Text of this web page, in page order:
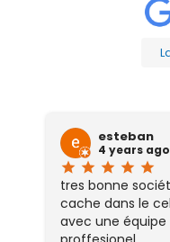
esteban
4 years ago
star star star star star
tres bonne
cache dans le
avec une